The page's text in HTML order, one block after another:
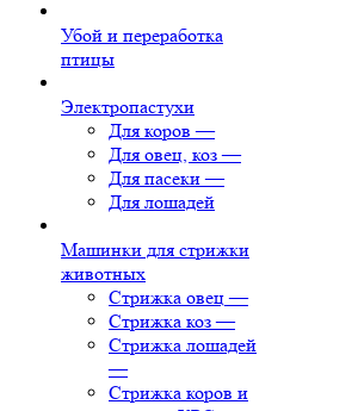
Убой и переработка
птицы
Электропастухи
Для коров —
Для овец, коз —
Для пасеки —
Для лошадей
Машинки для стрижки
животных
Стрижка овец —
Стрижка коз —
Стрижка лошадей
—
Стрижка коров и